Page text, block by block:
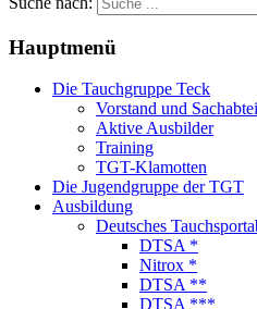
Hauptmenü
Die Tauchgruppe Teck
Vorstand und
Aktive Ausbilder
Training
TGT-Klamotten
Die Jugendgruppe der TGT
Ausbildung
Deutsches
DTSA *
Nitrox *
DTSA **
DTSA ***